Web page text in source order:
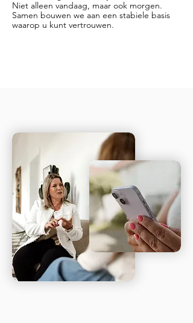
Niet alleen vandaag, maar ook morgen.
Samen bouwen we aan een stabiele basis
waarop u kunt vertrouwen.